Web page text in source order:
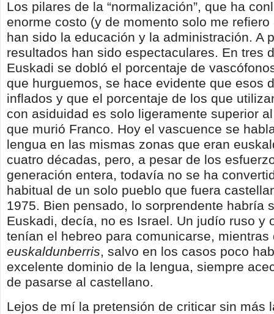
Los pilares de la “normalización”, que ha
enorme costo (y de momento solo me
han sido la educación y la administración. A
resultados han sido espectaculares. En tres
Euskadi se dobló el porcentaje de
que hurguemos, se hace evidente que esos
inflados y que el porcentaje de los que
con asiduidad es solo ligeramente superior
que murió Franco. Hoy el vascuence se
lengua en las mismas zonas que eran
cuatro décadas, pero, a pesar de los
generación entera, todavía no se ha
habitual de un solo pueblo que fuera
1975. Bien pensado, lo sorprendente habría
Euskadi, decía, no es Israel. Un judío ruso y
tenían el hebreo para comunicarse, mientras
euskaldunberris, salvo en los casos poco
excelente dominio de la lengua, siempre
de pasarse al castellano.
Lejos de mí la pretensión de criticar sin más